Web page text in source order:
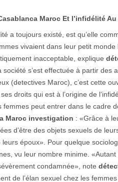
Maroc Et l’infidélité
a toujours existé, est qu’elle
vivaient dans leur petit
inacceptable, explique
société s’est effectuée à partir
(detectives Maroc), c’est cette
droits qui est à l’origine de
femmes peut entrer dans le
Maroc investigation : «Grâce à
d’être des objets sexuels de
leurs époux». Pour quelque
vu leur nombre minime.
condamnée», note
de l’élan sexuel chez les